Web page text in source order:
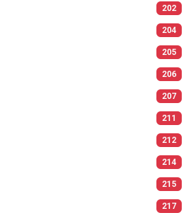
202
204
205
206
207
211
212
214
215
217